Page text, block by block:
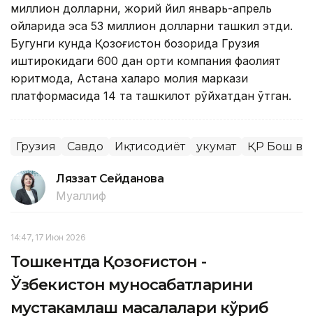
миллион долларни, жорий йил январь-апрель
ойларида эса 53 миллион долларни ташкил этди.
Бугунги кунда Қозоғистон бозорида Грузия
иштирокидаги 600 дан ортиқ компания фаолият
юритмоқда, Астана халқаро молия маркази
платформасида 14 та ташкилот рўйхатдан ўтган.
Грузия Савдо Иқтисодиёт Ҳукумат ҚР Бош
Ляззат Сейданова
Муаллиф
14:47, 17 Июн 2026
Тошкентда Қозоғистон -
Ўзбекистон муносабатларини
мустаҳкамлаш масалалари кўриб